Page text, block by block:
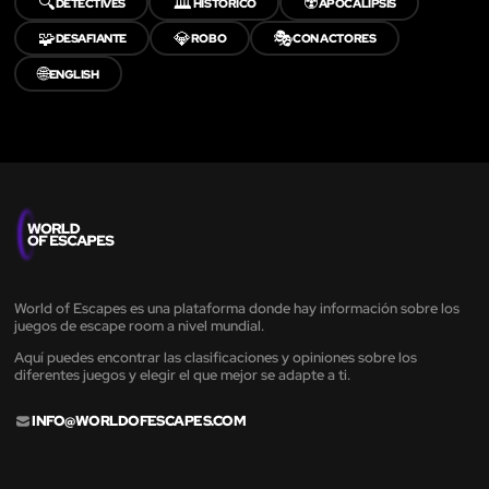
🧩DESAFIANTE 💎ROBO 🎭CON ACTORES
🌐ENGLISH
World of Escapes es una plataforma donde hay información sobre los
juegos de escape room a nivel mundial.
Aquí puedes encontrar las clasificaciones y opiniones sobre los
diferentes juegos y elegir el que mejor se adapte a ti.
INFO@WORLDOFESCAPES.COM